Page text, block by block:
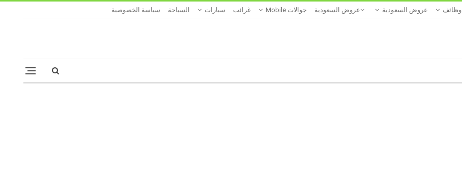
وظائف عروض السعودية عروض السعودية جوالات Mobile غرائب سيارات السياحة سياسة الخصوصية